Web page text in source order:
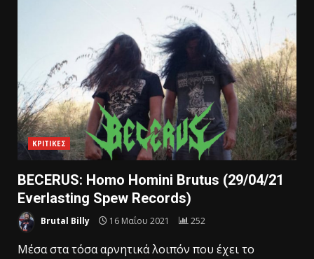
ΚΡΙΤΙΚΕΣ
BECERUS: Homo Homini Brutus (29/04/21
Everlasting Spew Records)
Brutal Billy 16 Μαΐου 2021 252
Μέσα στα τόσα αρνητικά λοιπόν που έχει το